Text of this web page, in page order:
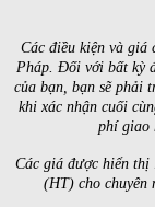
Các điều kiện và giá
Pháp. Đối với bất kỳ
của bạn, bạn sẽ phải
khi xác nhận cuối
phí giao
Các giá được hiển
(HT) cho chuyên